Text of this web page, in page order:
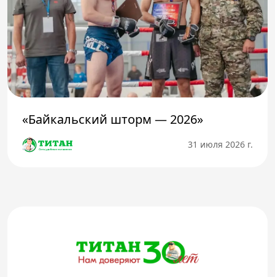
«Байкальский шторм — 2026»
31 июля 2026 г.